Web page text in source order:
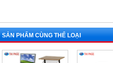
SẢN PHẨM CÙNG THỂ LOẠI